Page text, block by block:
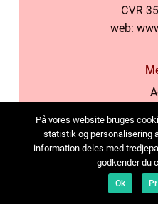
web:
På vores website bruges
statistik og personalisering
information deles med
godkender du
Ok